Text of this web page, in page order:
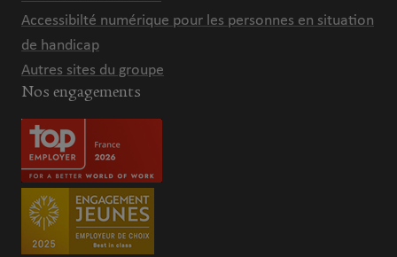
Accessibilté numérique pour les personnes en situation
de handicap
Autres sites du groupe
Nos engagements